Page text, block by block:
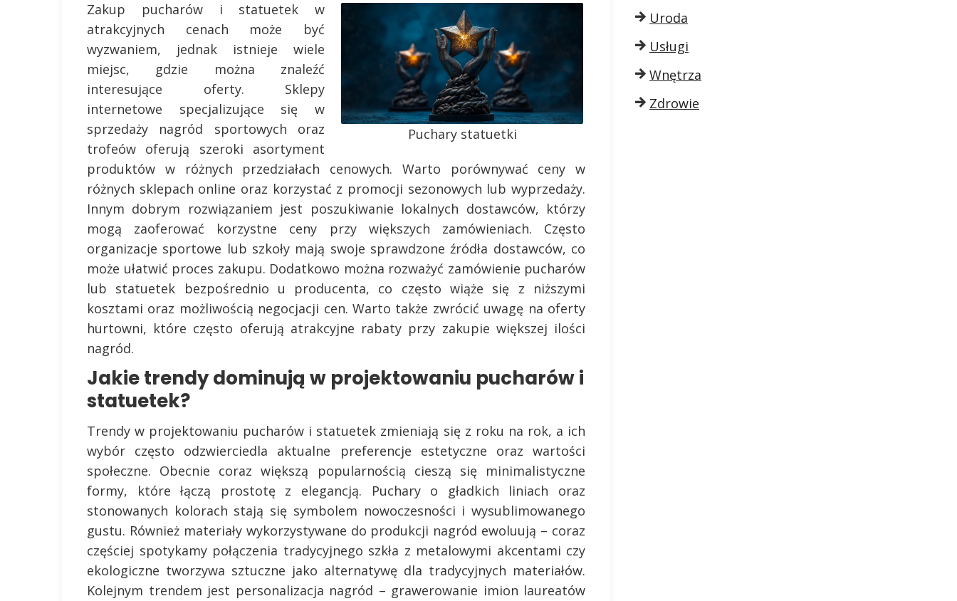
Puchary statuetki
Zakup pucharów i statuetek w
atrakcyjnych cenach może być
wyzwaniem, jednak istnieje wiele
miejsc, gdzie można znaleźć
interesujące oferty. Sklepy
internetowe specjalizujące się w
sprzedaży nagród sportowych oraz
trofeów oferują szeroki asortyment
produktów w różnych przedziałach cenowych. Warto porównywać ceny w
różnych sklepach online oraz korzystać z promocji sezonowych lub wyprzedaży.
Innym dobrym rozwiązaniem jest poszukiwanie lokalnych dostawców, którzy
mogą zaoferować korzystne ceny przy większych zamówieniach. Często
organizacje sportowe lub szkoły mają swoje sprawdzone źródła dostawców, co
może ułatwić proces zakupu. Dodatkowo można rozważyć zamówienie pucharów
lub statuetek bezpośrednio u producenta, co często wiąże się z niższymi
kosztami oraz możliwością negocjacji cen. Warto także zwrócić uwagę na oferty
hurtowni, które często oferują atrakcyjne rabaty przy zakupie większej ilości
nagród.
Jakie trendy dominują w projektowaniu pucharów i
statuetek?
Trendy w projektowaniu pucharów i statuetek zmieniają się z roku na rok, a ich
wybór często odzwierciedla aktualne preferencje estetyczne oraz wartości
społeczne. Obecnie coraz większą popularnością cieszą się minimalistyczne
formy, które łączą prostotę z elegancją. Puchary o gładkich liniach oraz
stonowanych kolorach stają się symbolem nowoczesności i wysublimowanego
gustu. Również materiały wykorzystywane do produkcji nagród ewoluują – coraz
częściej spotykamy połączenia tradycyjnego szkła z metalowymi akcentami czy
ekologiczne tworzywa sztuczne jako alternatywę dla tradycyjnych materiałów.
Kolejnym trendem jest personalizacja nagród – grawerowanie imion laureatów
Uroda
Usługi
Wnętrza
Zdrowie